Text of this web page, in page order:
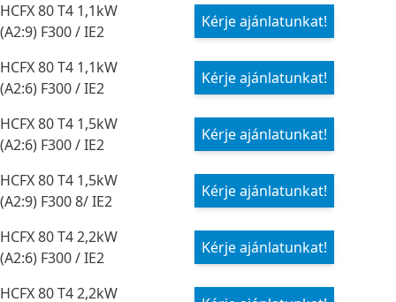
HCFX 80 T4 1,1kW
(A2:9) F300 / IE2
Kérje ajánlatunkat!
HCFX 80 T4 1,1kW
(A2:6) F300 / IE2
Kérje ajánlatunkat!
HCFX 80 T4 1,5kW
(A2:6) F300 / IE2
Kérje ajánlatunkat!
HCFX 80 T4 1,5kW
(A2:9) F300 8/ IE2
Kérje ajánlatunkat!
HCFX 80 T4 2,2kW
(A2:6) F300 / IE2
Kérje ajánlatunkat!
HCFX 80 T4 2,2kW